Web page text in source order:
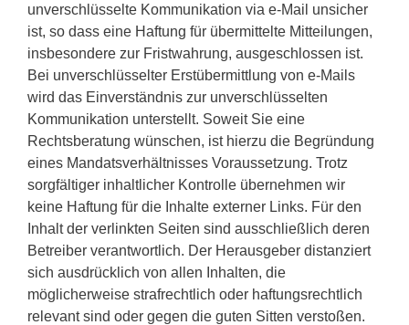
unverschlüsselte Kommunikation via e-Mail unsicher
ist, so dass eine Haftung für übermittelte Mitteilungen,
insbesondere zur Fristwahrung, ausgeschlossen ist.
Bei unverschlüsselter Erstübermittlung von e-Mails
wird das Einverständnis zur unverschlüsselten
Kommunikation unterstellt. Soweit Sie eine
Rechtsberatung wünschen, ist hierzu die Begründung
eines Mandatsverhältnisses Voraussetzung. Trotz
sorgfältiger inhaltlicher Kontrolle übernehmen wir
keine Haftung für die Inhalte externer Links. Für den
Inhalt der verlinkten Seiten sind ausschließlich deren
Betreiber verantwortlich. Der Herausgeber distanziert
sich ausdrücklich von allen Inhalten, die
möglicherweise strafrechtlich oder haftungsrechtlich
relevant sind oder gegen die guten Sitten verstoßen.